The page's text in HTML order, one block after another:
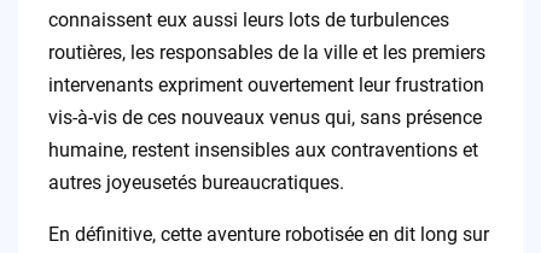
connaissent eux aussi leurs lots de turbulences
routières, les responsables de la ville et les premiers
intervenants expriment ouvertement leur frustration
vis-à-vis de ces nouveaux venus qui, sans présence
humaine, restent insensibles aux contraventions et
autres joyeusetés bureaucratiques.
En définitive, cette aventure robotisée en dit long sur